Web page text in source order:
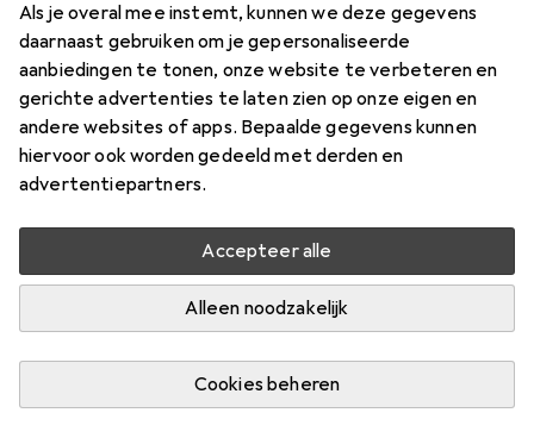
Als je overal mee instemt, kunnen we deze gegevens
daarnaast gebruiken om je gepersonaliseerde
aanbiedingen te tonen, onze website te verbeteren en
gerichte advertenties te laten zien op onze eigen en
andere websites of apps. Bepaalde gegevens kunnen
hiervoor ook worden gedeeld met derden en
advertentiepartners.
Accepteer alle
Alleen noodzakelijk
Cookies beheren
LarsenJigsaw - Bosnië-Herzegovina
(fysiek)
57 onderdelen
Prijs in EUR inclusief BTW
Meer van Larsen
Levering tussen do, 13-8 en za, 15-8
Laat me weten als dit product eerder beschikbaar is